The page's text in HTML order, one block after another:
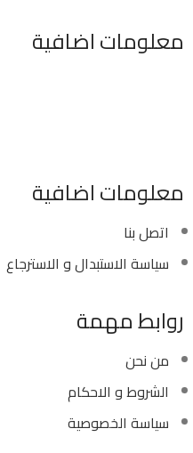
معلومات اضافية
معلومات اضافية
اتصل بنا
سياسة الاستبدال و الاسترجاع
روابط مهمة
من نحن
الشروط و الاحكام
سياسة الخصوصية